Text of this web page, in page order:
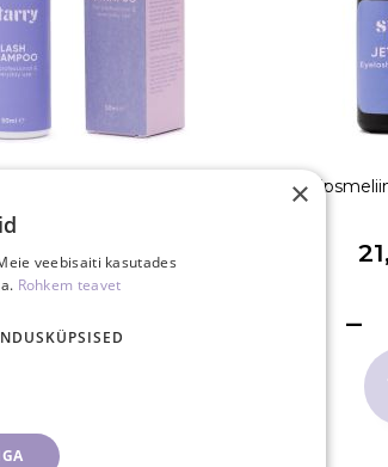
13,90 €
×
veebisaiti kasutades
Rohkem teavet